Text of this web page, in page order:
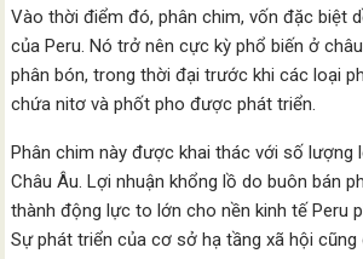
Vào thời điểm đó, phân chim, vốn đặc biệt
của Peru. Nó trở nên cực kỳ phổ biến ở
phân bón, trong thời đại trước khi các loại
chứa nitơ và phốt pho được phát triển.
Phân chim này được khai thác với số lượng
Châu Âu. Lợi nhuận khổng lồ do buôn bán
thành động lực to lớn cho nền kinh tế Peru
Sự phát triển của cơ sở hạ tầng xã hội cũng